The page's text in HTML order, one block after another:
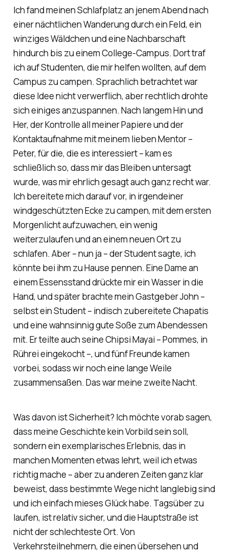
Ich fand meinen Schlafplatz an jenem Abend nach
einer nächtlichen Wanderung durch ein Feld, ein
winziges Wäldchen und eine Nachbarschaft
hindurch bis zu einem College-Campus. Dort traf
ich auf Studenten, die mir helfen wollten, auf dem
Campus zu campen. Sprachlich betrachtet war
diese Idee nicht verwerflich, aber rechtlich drohte
sich einiges anzuspannen. Nach langem Hin und
Her, der Kontrolle all meiner Papiere und der
Kontaktaufnahme mit meinem lieben Mentor –
Peter, für die, die es interessiert – kam es
schließlich so, dass mir das Bleiben untersagt
wurde, was mir ehrlich gesagt auch ganz recht war.
Ich bereitete mich darauf vor, in irgendeiner
windgeschützten Ecke zu campen, mit dem ersten
Morgenlicht aufzuwachen, ein wenig
weiterzulaufen und an einem neuen Ort zu
schlafen. Aber – nun ja – der Student sagte, ich
könnte bei ihm zu Hause pennen. Eine Dame an
einem Essensstand drückte mir ein Wasser in die
Hand, und später brachte mein Gastgeber John –
selbst ein Student – indisch zubereitete Chapatis
und eine wahnsinnig gute Soße zum Abendessen
mit. Er teilte auch seineChipsi Mayai – Pommes, in
Rührei eingekocht –, und fünf Freunde kamen
vorbei, sodass wir noch eine lange Weile
zusammensaßen. Das war meine zweite Nacht.
Was davon ist Sicherheit? Ich möchte vorab sagen,
dass meine Geschichte kein Vorbild sein soll,
sondern ein exemplarisches Erlebnis, das in
manchen Momenten etwas lehrt, weil ich etwas
richtig mache – aber zu anderen Zeiten ganz klar
beweist, dass bestimmte Wege nicht langlebig sind
und ich einfach mieses Glück habe. Tagsüber zu
laufen, ist relativ sicher, und die Hauptstraße ist
nicht der schlechteste Ort. Von
Verkehrsteilnehmern, die einen übersehen und